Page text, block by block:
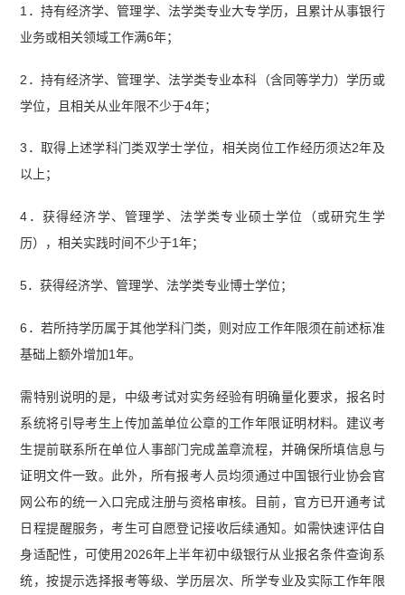
1．持有经济学、管理学、法学类专业大专学历，且累计从事银行
业务或相关领域工作满6年；
2．持有经济学、管理学、法学类专业本科（含同等学力）学历或
学位，且相关从业年限不少于4年；
3．取得上述学科门类双学士学位，相关岗位工作经历须达2年及
以上；
4．获得经济学、管理学、法学类专业硕士学位（或研究生学
历），相关实践时间不少于1年；
5．获得经济学、管理学、法学类专业博士学位；
6．若所持学历属于其他学科门类，则对应工作年限须在前述标准
基础上额外增加1年。
需特别说明的是，中级考试对实务经验有明确量化要求，报名时
系统将引导考生上传加盖单位公章的工作年限证明材料。建议考
生提前联系所在单位人事部门完成盖章流程，并确保所填信息与
证明文件一致。此外，所有报考人员均须通过中国银行业协会官
网公布的统一入口完成注册与资格审核。目前，官方已开通考试
日程提醒服务，考生可自愿登记接收后续通知。如需快速评估自
身适配性，可使用2026年上半年初中级银行从业报名条件查询系
统，按提示选择报考等级、学历层次、所学专业及实际工作年限